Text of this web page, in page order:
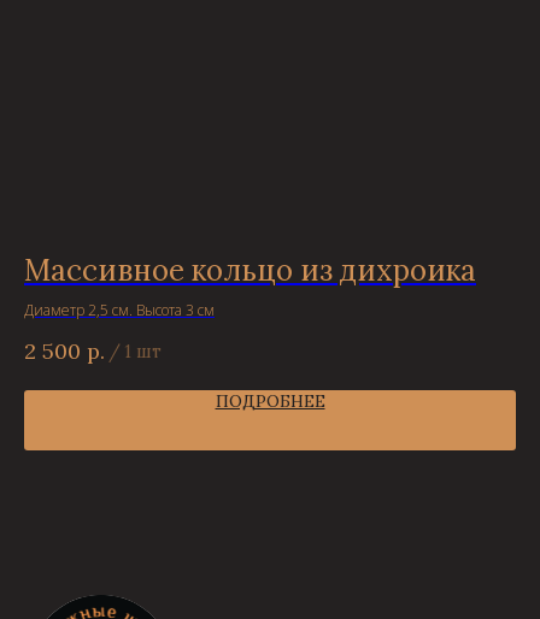
Массивное кольцо из дихроика
Диаметр 2,5 см. Высота 3 см
2 500 р. / 1 шт
ПОДРОБНЕЕ